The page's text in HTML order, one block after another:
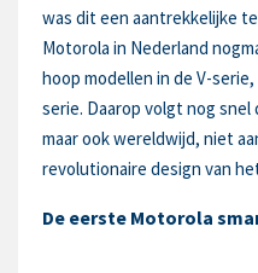
was dit een aantrekkelijke
Motorola in Nederland
hoop modellen in de V-
serie. Daarop volgt nog snel
maar ook wereldwijd, niet
revolutionaire design van
De eerste Motorola